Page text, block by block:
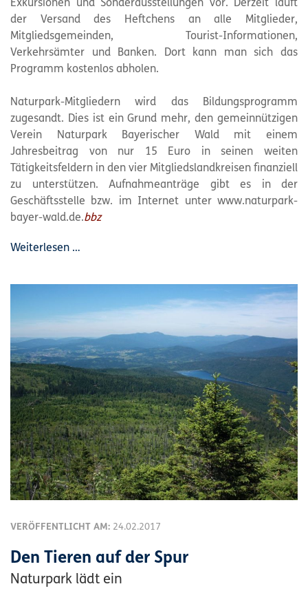
Exkursionen und Sonderausstellungen vor. Derzeit läuft
der Versand des Heftchens an alle Mitglieder,
Mitgliedsgemeinden, Tourist-Informationen,
Verkehrsämter und Banken. Dort kann man sich das
Programm kostenlos abholen.
Naturpark-Mitgliedern wird das Bildungsprogramm
zugesandt. Dies ist ein Grund mehr, den gemeinnützigen
Verein NaturparkBayerischer Wald mit einem
Jahresbeitrag von nur 15 Euro in seinen weiten
Tätigkeitsfeldern in den vier Mitgliedslandkreisen finanziell
zu unterstützen. Aufnahmeanträge gibt es in der
Geschäftsstelle bzw. im Internet unter www.naturpark-
bayer-wald.de.bbz
Weiterlesen …
VERÖFFENTLICHT AM: 24.02.2017
Den Tieren auf der Spur
Naturpark lädt ein